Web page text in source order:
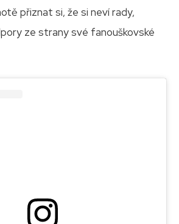
přiznat si, že si neví rady,
ze strany své fanouškovské